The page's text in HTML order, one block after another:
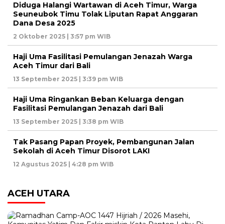
Diduga Halangi Wartawan di Aceh Timur, Warga
Seuneubok Timu Tolak Liputan Rapat Anggaran
Dana Desa 2025
2 Oktober 2025 | 3:57 pm WIB
Haji Uma Fasilitasi Pemulangan Jenazah Warga
Aceh Timur dari Bali
13 September 2025 | 3:39 pm WIB
Haji Uma Ringankan Beban Keluarga dengan
Fasilitasi Pemulangan Jenazah dari Bali
13 September 2025 | 3:38 pm WIB
Tak Pasang Papan Proyek, Pembangunan Jalan
Sekolah di Aceh Timur Disorot LAKI
12 Agustus 2025 | 4:28 pm WIB
ACEH UTARA